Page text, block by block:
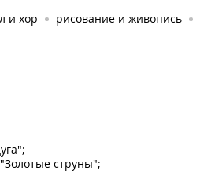
и хор рисование и живопись
струны";